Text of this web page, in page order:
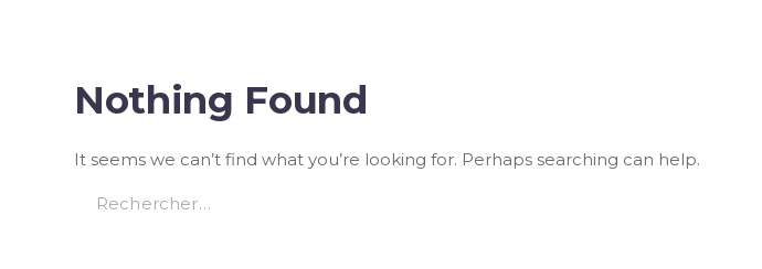
Nothing Found
It seems we can’t find what you’re looking for. Perhaps searching can help.